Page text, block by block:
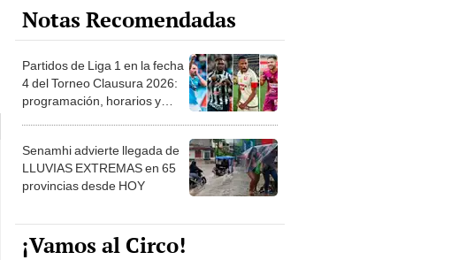
Notas Recomendadas
Partidos de Liga 1 en la fecha
4 del Torneo Clausura 2026:
programación, horarios y
Senamhi advierte llegada de
LLUVIAS EXTREMAS en 65
provincias desde HOY
¡Vamos al Circo!